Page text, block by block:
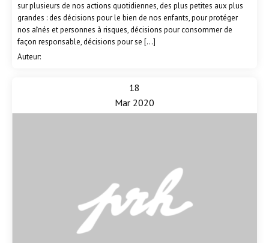
sur plusieurs de nos actions quotidiennes, des plus petites aux plus
grandes : des décisions pour le bien de nos enfants, pour protéger
nos aînés et personnes à risques, décisions pour consommer de
façon responsable, décisions pour se […]
Auteur:
18
Mar 2020